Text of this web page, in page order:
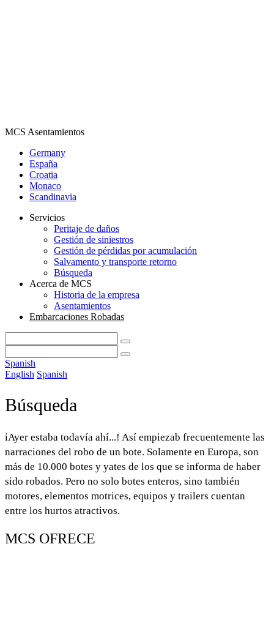
MCS Asentamientos
Germany
España
Croatia
Monaco
Scandinavia
Servicios
Peritaje de daños
Gestión de siniestros
Gestión de pérdidas por acumulación
Salvamento y transporte retorno
Búsqueda
Acerca de MCS
Historia de la empresa
Asentamientos
Embarcaciones Robadas
Spanish
English Spanish
Búsqueda
iAyer estaba todavía ahí...! Así empiezab frecuentemente las
narraciones del robo de un bote. Solamente en Europa, son
más de 10.000 botes y yates de los que se informa de haber
sido robados. Pero no solo botes enteros, sino también
motores, elementos motrices, equipos y trailers cuentan
entre los hurtos atractivos.
MCS OFRECE